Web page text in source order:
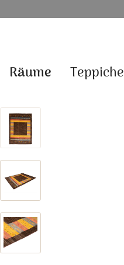
Räume Teppiche